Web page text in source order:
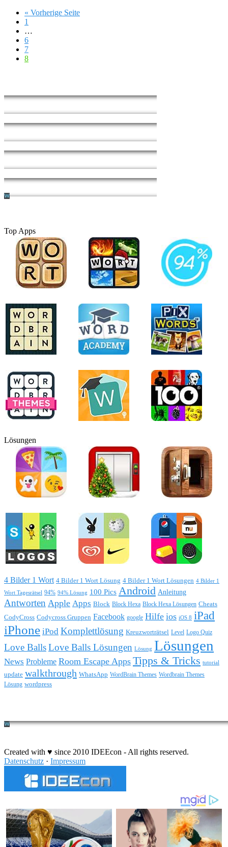
« Vorherige Seite
1
…
6
7
8
Top Apps
Lösungen
4 Bilder 1 Wort 4 Bilder 1 Wort Lösung 4 Bilder 1 Wort Lösungen 4 Bilder 1
Wort Tagesrätsel 94% 94% Lösung 100 Pics Android Anleitung
Antworten Apple Apps Block Block Hexa Block Hexa Lösungen Cheats
CodyCross Codycross Gruppen Facebook google Hilfe ios iOS 8 iPad
iPhone iPod Komplettlösung Kreuzworträtsel Level Logo Quiz
Love BallsLove Balls Lösungen Lösung Lösungen
News Probleme Room Escape Apps Tipps & Tricks tutorial
update walkthrough WhatsApp WordBrain Themes Wordbrain Themes
Lösung wordpress
Created with ♥ since 2010 IDEEcon - All rights reserved.
Datenschutz · Impressum